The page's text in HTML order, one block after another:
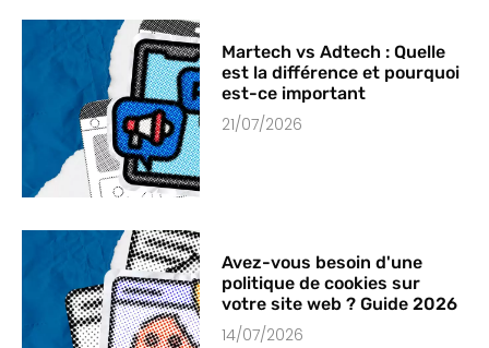
Martech vs Adtech : Quelle
est la différence et pourquoi
est-ce important
21/07/2026
Avez-vous besoin d'une
politique de cookies sur
votre site web ? Guide 2026
14/07/2026